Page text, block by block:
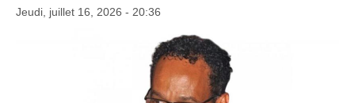
Jeudi, juillet 16, 2026 - 20:36